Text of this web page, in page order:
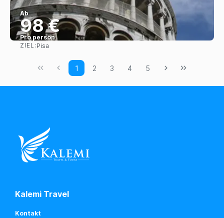
Ab
98 €
Pro person
ZIEL: Pisa
1 2 3 4 5
Kalemi Travel
Kontakt